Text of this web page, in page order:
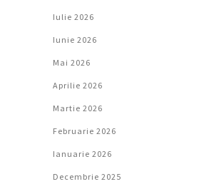
Iulie 2026
Iunie 2026
Mai 2026
Aprilie 2026
Martie 2026
Februarie 2026
Ianuarie 2026
Decembrie 2025